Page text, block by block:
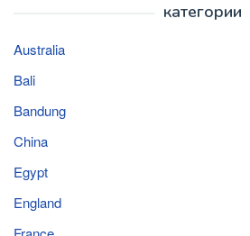
категории
Australia
Bali
Bandung
China
Egypt
England